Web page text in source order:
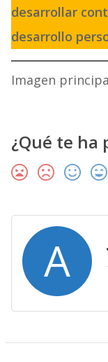
desarrollar
desarrollo
Imagen
¿Qué te ha
A